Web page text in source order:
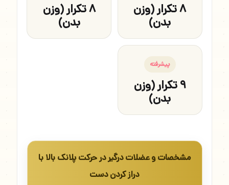
۸ تکرار (وزن
بدن)
۸ تکرار (وزن
بدن)
پیشرفته
۹ تکرار (وزن
بدن)
مشخصات و عضلات درگیر در حرکت پلانک بالا با
دراز کردن دست